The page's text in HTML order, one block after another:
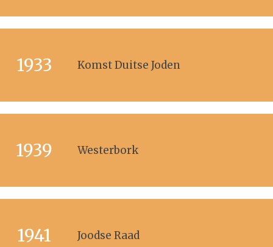
1933 Komst Duitse Joden
1939 Westerbork
1941 Joodse Raad